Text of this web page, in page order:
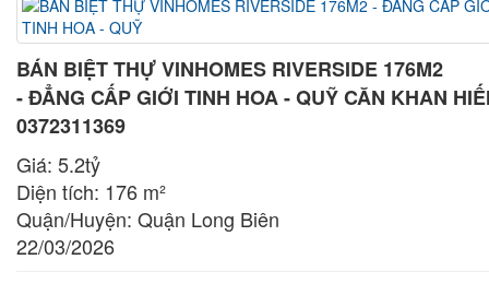
BÁN BIỆT THỰ VINHOMES RIVERSIDE 176M2
- ĐẲNG CẤP GIỚI TINH HOA - QUỸ CĂN KHAN
0372311369
Giá: 5.2tỷ
Diện tích: 176 m²
Quận/Huyện: Quận Long Biên
22/03/2026